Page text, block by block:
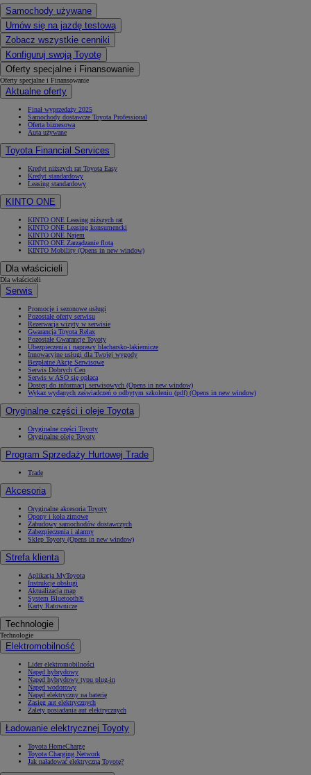
Samochody używane
Umów się na jazdę testową
Zobacz wszystkie cenniki
Konfiguruj swoją Toyotę
Oferty specjalne i Finansowanie
Oferty specjalne i Finansowanie
Aktualne oferty
Finał wyprzedaży 2025
Samochody dostawcze Toyota Professional
Oferta biznesowa
Auta używane
Toyota Financial Services
Kredyt niższych rat Toyota Easy
Kredyt standardowy
Leasing standardowy
KINTO ONE
KINTO ONE Leasing niższych rat
KINTO ONE Leasing konsumencki
KINTO ONE Najem
KINTO ONE Zarządzanie flotą
KINTO Mobility (Opens in new window)
Dla właścicieli
Dla właścicieli
Serwis
Promocje i sezonowe usługi
Pozostałe oferty serwisu
Rezerwacja wizyty w serwisie
Gwarancja Toyota Relax
Pozostałe Gwarancje Toyoty
Ubezpieczenia i naprawy blacharsko-lakiernicze
Innowacyjne usługi dla Twojej wygody
Bezpłatne Akcje Serwisowe
Serwis Dobrych Cen
Serwis w ASO się opłaca
Dostęp do informacji serwisowych (Opens in new window)
Wykaz wydanych zaświadczeń o odbytym szkoleniu (pdf) (Opens in new window)
Oryginalne części i oleje Toyota
Oryginalne części Toyoty
Oryginalne oleje Toyoty
Program Sprzedaży Hurtowej Trade
Trade
Akcesoria
Oryginalne akcesoria Toyoty
Opony i koła zimowe
Zabudowy samochodów dostawczych
Zabezpieczenia i alarmy
Sklep Toyoty (Opens in new window)
Strefa klienta
Aplikacja MyToyota
Instrukcje obsługi
Aktualizacja map
System Bluetooth®
Karty Ratownicze
Technologie
Technologie
Elektromobilność
Lider elektromobilności
Napęd hybrydowy
Napęd hybrydowy typu plug-in
Napęd wodorowy
Napęd elektryczny na baterię
Zasięg aut elektrycznych
Zalety posiadania aut elektrycznych
Ładowanie elektrycznej Toyoty
Toyota HomeCharge
Toyota Charging Network
Jak naładować elektryczną Toyotę?